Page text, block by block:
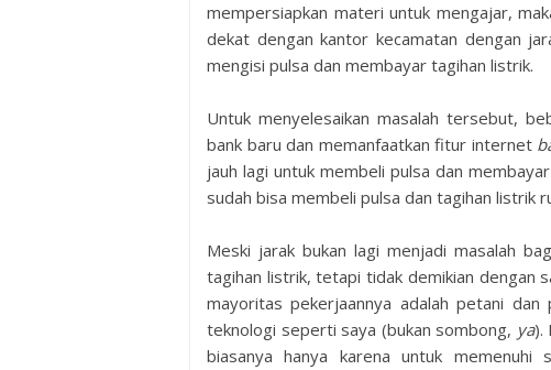
mempersiapkan materi untuk mengajar,
dekat dengan kantor kecamatan dengan
mengisi pulsa dan membayar tagihan listrik.
Untuk menyelesaikan masalah tersebut,
bank baru dan memanfaatkan fitur internet
jauh lagi untuk membeli pulsa dan
sudah bisa membeli pulsa dan tagihan listrik
Meski jarak bukan lagi menjadi masalah
tagihan listrik, tetapi tidak demikian dengan
mayoritas pekerjaannya adalah petani
teknologi seperti saya (bukan sombong, ya).
biasanya hanya karena untuk